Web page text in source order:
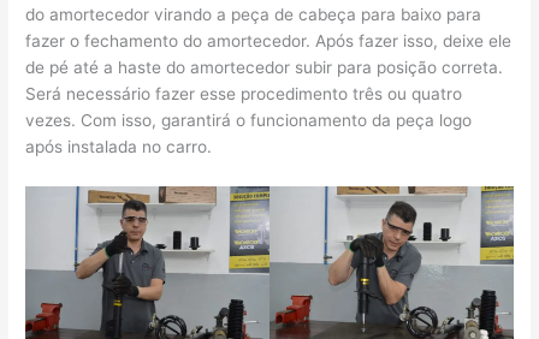
do amortecedor virando a peça de cabeça para baixo para
fazer o fechamento do amortecedor. Após fazer isso, deixe ele
de pé até a haste do amortecedor subir para posição correta.
Será necessário fazer esse procedimento três ou quatro
vezes. Com isso, garantirá o funcionamento da peça logo
após instalada no carro.